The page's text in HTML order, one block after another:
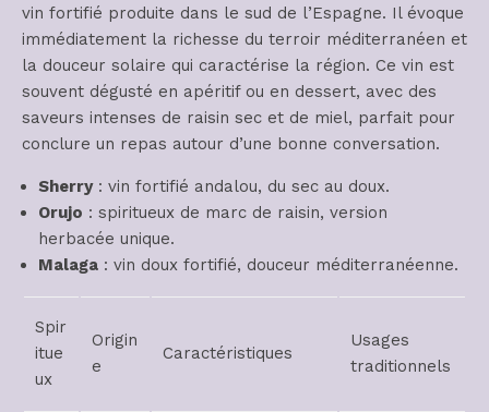
vin fortifié produite dans le sud de l’Espagne. Il évoque
immédiatement la richesse du terroir méditerranéen et
la douceur solaire qui caractérise la région. Ce vin est
souvent dégusté en apéritif ou en dessert, avec des
saveurs intenses de raisin sec et de miel, parfait pour
conclure un repas autour d’une bonne conversation.
Sherry: vin fortifié andalou, du sec au doux.
Orujo : spiritueux de marc de raisin, version
herbacée unique.
Malaga : vin doux fortifié, douceur méditerranéenne.
Spir
itue
ux
Origin
e
Caractéristiques
Usages
traditionnels